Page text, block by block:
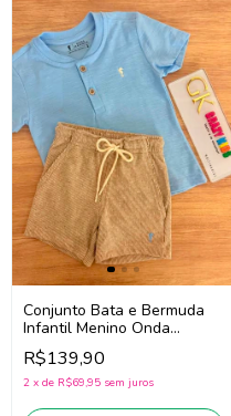
Conjunto Bata e Bermuda
Infantil Menino Onda
Marinha 1263077
(Azul/Bege)
R$139,90
2 x de R$69,95 sem juros